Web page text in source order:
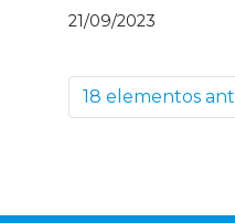
21/09/2023
18 elementos